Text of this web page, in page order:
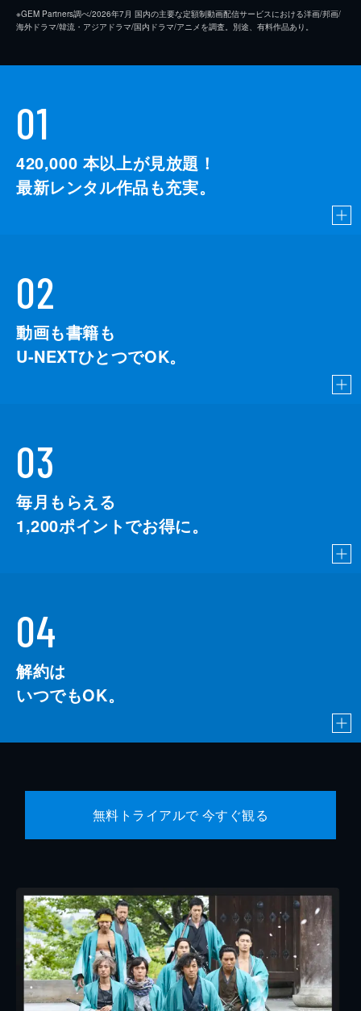
※GEM Partners調べ/2026年7⽉ 国内の主要な定額制動画配信サービスにおける洋画/邦画/
海外ドラマ/韓流・アジアドラマ/国内ドラマ/アニメを調査。別途、有料作品あり。
01
420,000 本以上が見放題！
最新レンタル作品も充実。
02
動画も書籍も
U-NEXTひとつでOK。
03
毎月もらえる
1,200ポイントでお得に。
04
解約は
いつでもOK。
無料トライアルで 今すぐ観る